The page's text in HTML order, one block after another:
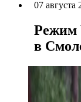
07 августа
Режим
в